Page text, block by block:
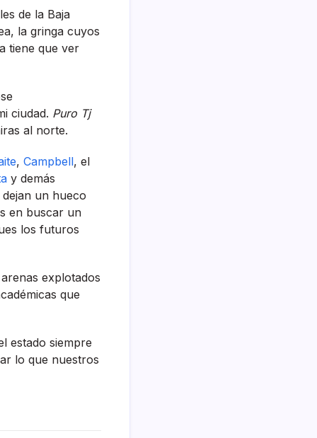
de la Baja
la gringa cuyos
tiene que ver
ciudad. Puro Tj
al norte.
, Campbell, el
y demás
dejan un hueco
en buscar un
los futuros
explotados
que
estado siempre
lo que nuestros